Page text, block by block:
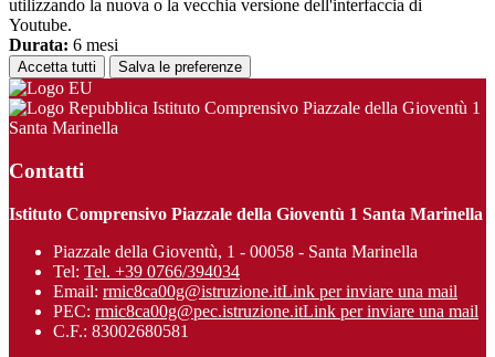
utilizzando la nuova o la vecchia versione dell'interfaccia di
Youtube.
Durata: 6 mesi
Accetta tutti Salva le preferenze
Istituto Comprensivo Piazzale della Gioventù 1
Santa Marinella
Contatti
Istituto Comprensivo Piazzale della Gioventù 1 Santa Marinella
Piazzale della Gioventù, 1 - 00058 - Santa Marinella
Tel: Tel. +39 0766/394034
Email: rmic8ca00g@istruzione.itLink per inviare una mail
PEC: rmic8ca00g@pec.istruzione.itLink per inviare una mail
C.F.: 83002680581